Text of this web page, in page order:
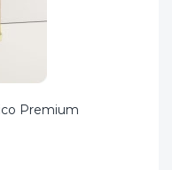
Premium